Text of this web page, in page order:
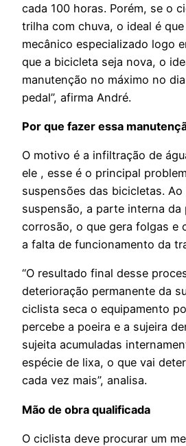
cada 100 horas. Porém, se o
trilha com chuva, o ideal é
mecânico especializado logo
que a bicicleta seja nova, o
manutenção no máximo no
pedal”, afirma André.
Por que fazer essa
O motivo é a infiltração de
ele , esse é o principal
suspensões das bicicletas. Ao
suspensão, a parte interna da
corrosão, o que gera folgas e
a falta de funcionamento da
“O resultado final desse
deterioração permanente da
ciclista seca o equipamento
percebe a poeira e a sujeira
sujeita acumuladas
espécie de lixa, o que vai
cada vez mais”, analisa.
Mão de obra qualificada
O ciclista deve procurar um